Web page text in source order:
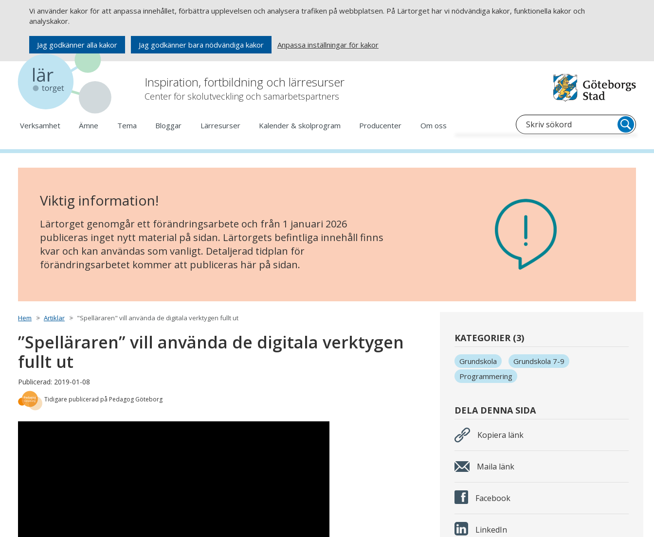
Vi använder kakor för att anpassa innehållet, förbättra upplevelsen och analysera trafiken på webbplatsen. På Lärtorget har vi nödvändiga kakor, funktionella kakor och
analyskakor.
Jag godkänner alla kakor Jag godkänner bara nödvändiga kakor Anpassa inställningar för kakor
Inspiration, fortbildning och lärresurser
Center för skolutveckling och samarbetspartners
Verksamhet Ämne Tema Bloggar Lärresurser Kalender & skolprogram Producenter Om oss
Viktig information!
Lärtorget genomgår ett förändringsarbete och från 1 januari 2026
publiceras inget nytt material på sidan. Lärtorgets befintliga innehåll finns
kvar och kan användas som vanligt. Detaljerad tidplan för
förändringsarbetet kommer att publiceras här på sidan.
Hem Artiklar "Spelläraren" vill använda de digitala verktygen fullt ut
”Spelläraren” vill använda de digitala verktygen
fullt ut
Publicerad: 2019-01-08
Tidigare publicerad på Pedagog Göteborg
KATEGORIER (3)
Grundskola
Grundskola 7-9
Programmering
DELA DENNA SIDA
Kopiera länk
Maila länk
Facebook
LinkedIn